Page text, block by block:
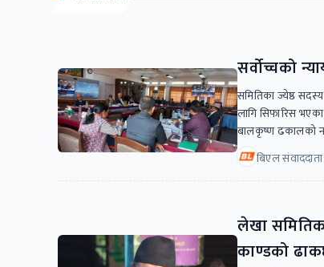
सर्वोच्चको
समितिका ज्येष्ठ
लागि सिफारिस
बालकृष्ण ढकालको
बिएल
लेखा
काण्डको